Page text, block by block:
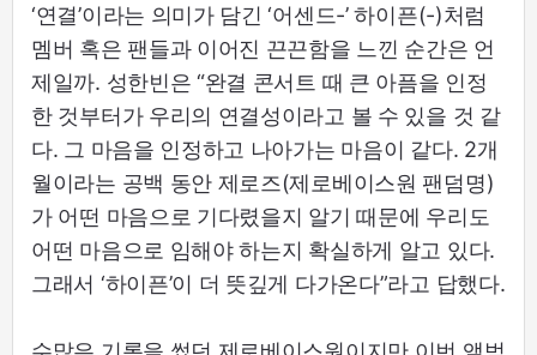
‘연결’이라는 의미가 담긴 ‘어센드-’ 하이픈(-)처럼
멤버 혹은 팬들과 이어진 끈끈함을 느낀 순간은 언
제일까. 성한빈은 “완결 콘서트 때 큰 아픔을 인정
한 것부터가 우리의 연결성이라고 볼 수 있을 것 같
다. 그 마음을 인정하고 나아가는 마음이 같다. 2개
월이라는 공백 동안 제로즈(제로베이스원 팬덤명)
가 어떤 마음으로 기다렸을지 알기 때문에 우리도
어떤 마음으로 임해야 하는지 확실하게 알고 있다.
그래서 ‘하이픈’이 더 뜻깊게 다가온다”라고 답했다.